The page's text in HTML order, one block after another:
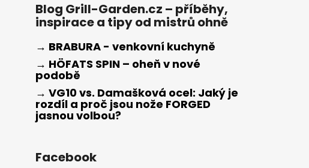
Blog Grill-Garden.cz – příběhy,
inspirace a tipy od mistrů ohně
→ BRABURA - venkovní kuchyně
→ HÖFATS SPIN – oheň v nové
podobě
→ VG10 vs. Damašková ocel: Jaký je
rozdíl a proč jsou nože FORGED
jasnou volbou?
Facebook